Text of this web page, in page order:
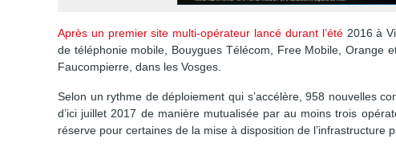
Après un premier site multi-opérateur lancé durant l’été2016 à
de téléphonie mobile, Bouygues Télécom, Free Mobile, Orange
Faucompierre, dans les Vosges.
Selon un rythme de déploiement qui s’accélère, 958 nouvelles
d’ici juillet 2017 de manière mutualisée par au moins trois
réserve pour certaines de la mise à disposition de l’infrastructure